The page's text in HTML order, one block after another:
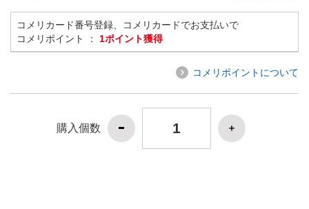
コメリカード番号登録、コメリカードでお支払いで
コメリポイント ： 1ポイント獲得
コメリポイントについて
購入個数